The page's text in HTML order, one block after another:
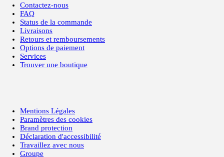
Contactez-nous
FAQ
Status de la commande
Livraisons
Retours et remboursements
Options de paiement
Services
Trouver une boutique
Mentions Légales
Paramètres des cookies
Brand protection
Déclaration d'accessibilité
Travaillez avec nous
Groupe